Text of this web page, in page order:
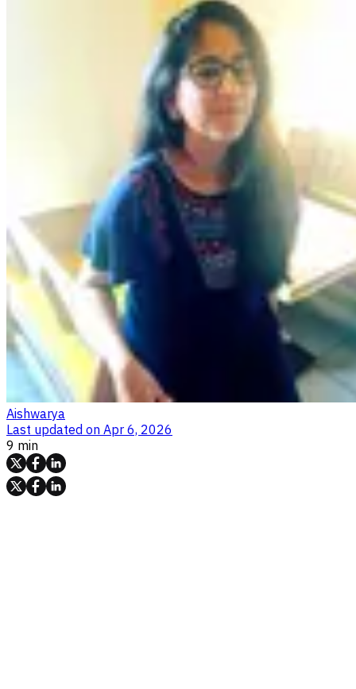
Aishwarya
Last updated on Apr 6, 2026
9 min